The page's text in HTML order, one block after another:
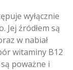
wyłącznie
Jej źródłem są
w nabiał
witaminy B12
poważne i